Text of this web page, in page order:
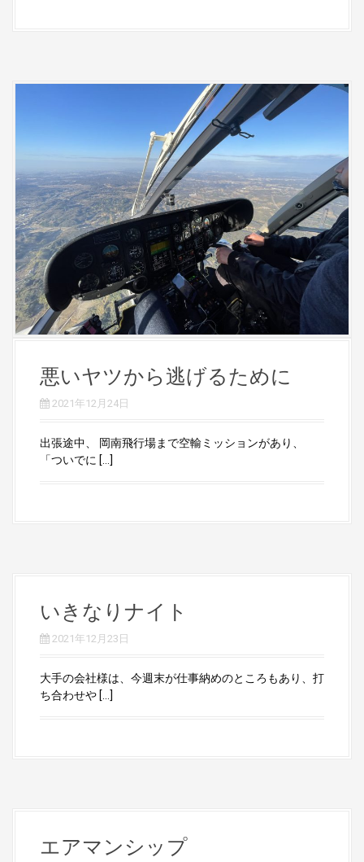
悪いヤツから逃げるために
2021年12月24日
出張途中、 岡南飛行場まで空輸ミッションがあり、
「ついでに […]
いきなりナイト
2021年12月23日
大手の会社様は、今週末が仕事納めのところもあり、打
ち合わせや […]
エアマンシップ